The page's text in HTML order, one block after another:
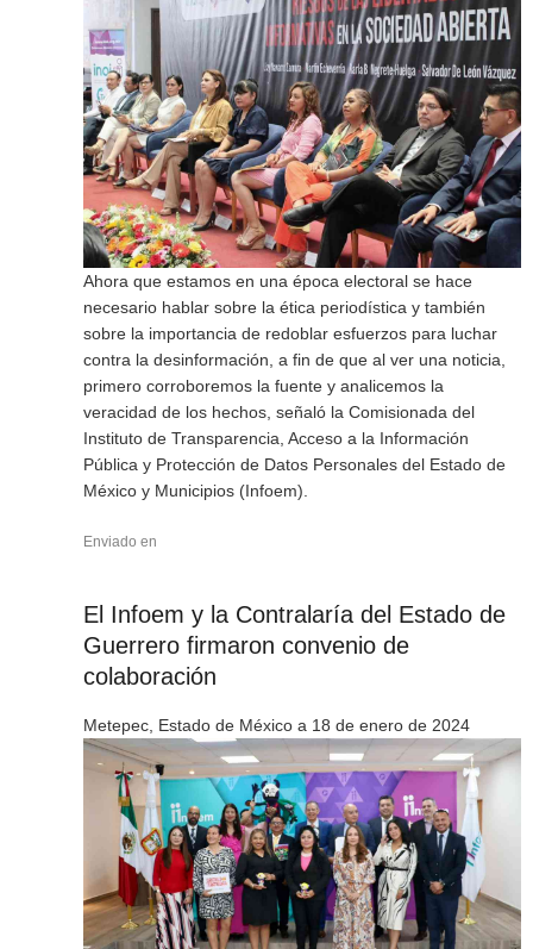
Ahora que estamos en una época electoral se hace
necesario hablar sobre la ética periodística y también
sobre la importancia de redoblar esfuerzos para luchar
contra la desinformación, a fin de que al ver una noticia,
primero corroboremos la fuente y analicemos la
veracidad de los hechos, señaló la Comisionada del
Instituto de Transparencia, Acceso a la Información
Pública y Protección de Datos Personales del Estado de
México y Municipios (Infoem).
Enviado en
El Infoem y la Contralaría del Estado de
Guerrero firmaron convenio de
colaboración
Metepec, Estado de México a 18 de enero de 2024